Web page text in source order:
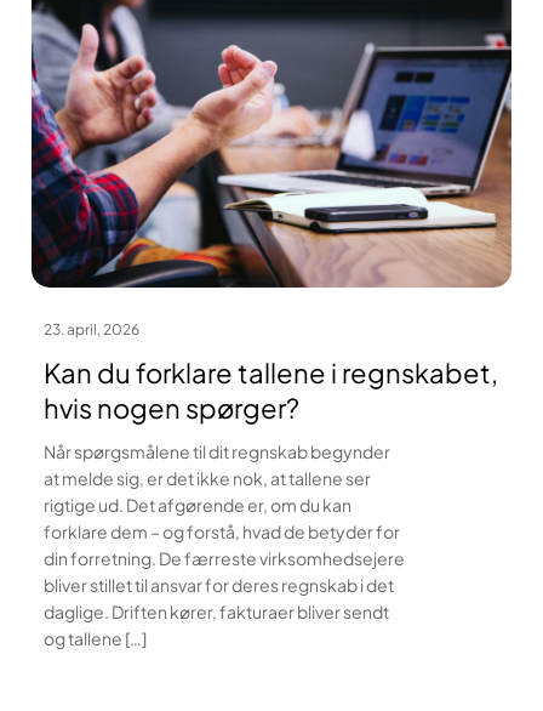
23. april, 2026
Kan du forklare tallene i regnskabet,
hvis nogen spørger?
Når spørgsmålene til dit regnskab begynder
at melde sig, er det ikke nok, at tallene ser
rigtige ud. Det afgørende er, om du kan
forklare dem – og forstå, hvad de betyder for
din forretning. De færreste virksomhedsejere
bliver stillet til ansvar for deres regnskab i det
daglige. Driften kører, fakturaer bliver sendt
og tallene […]